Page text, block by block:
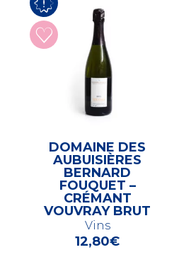
DOMAINE DES
AUBUISIÈRES
BERNARD
FOUQUET –
CRÉMANT
VOUVRAY BRUT
Vins
12,80€